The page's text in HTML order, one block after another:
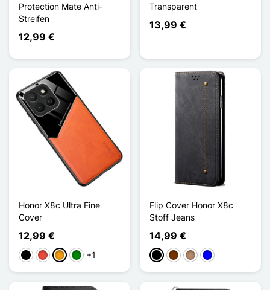
Protection Mate Anti-
Streifen
12,99 €
Transparent
13,99 €
Honor X8c Ultra Fine
Cover
12,99 €
Schwarz
Rot Orange
Grün+1
Flip Cover Honor X8c
Stoff Jeans
14,99 €
Schwarz
KaffeeTaupeBlau